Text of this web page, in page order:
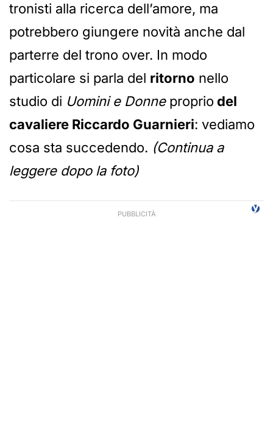
tronisti alla ricerca dell’amore, ma
potrebbero giungere novità anche dal
parterre del trono over. In modo
particolare si parla del ritorno nello
studio di Uomini e Donneproprio del
cavaliere Riccardo Guarnieri: vediamo
cosa sta succedendo. (Continua a
leggere dopo la foto)